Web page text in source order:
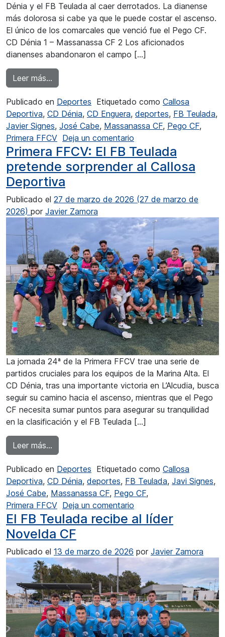
Dénia y el FB Teulada al caer derrotados. La dianense
más dolorosa si cabe ya que le puede costar el ascenso.
El único de los comarcales que venció fue el Pego CF.
CD Dénia 1 – Massanassa CF 2 Los aficionados
dianenses abandonaron el campo […]
Leer más…
Publicado en Deportes Etiquetado como Callosa
Deportiva, CD Dénia, CD Enguera, deportes, FB Teulada,
Javier Signes, José Cabe, Massanassa CF, Pego CF,
Primera FFCV Deja un comentario
Primera FFCV: El FB Teulada
pretende sorprender al Callosa
Deportiva
Publicado el 27 de marzo de 2026 (27 de marzo de
2026) por Javier Zamora
La jornada 24ª de la Primera FFCV trae una serie de
partidos cruciales para los equipos de la Marina Alta. El
CD Dénia, tras una importante victoria en L’Alcudia, busca
seguir su camino hacia el ascenso, mientras que el Pego
CF necesita sumar puntos para asegurar su tranquilidad
en la clasificación y el FB Teulada […]
Leer más…
Publicado en Deportes Etiquetado como Callosa
Deportiva, CD Dénia, deportes, FB Teulada, Javi Signes,
José Cabe, Massanassa CF, Pego CF,
Primera FFCV Deja un comentario
El FB Teulada recibe al líder
Novelda CF
Publicado el 13 de marzo de 2026 por Javier Zamora